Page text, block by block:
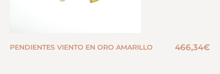
PENDIENTES VIENTO EN ORO AMARILLO 466,34€